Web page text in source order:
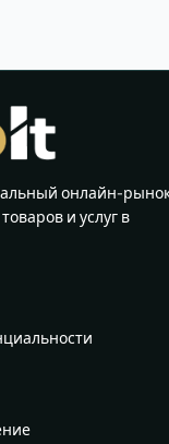
онлайн-
и услуг в